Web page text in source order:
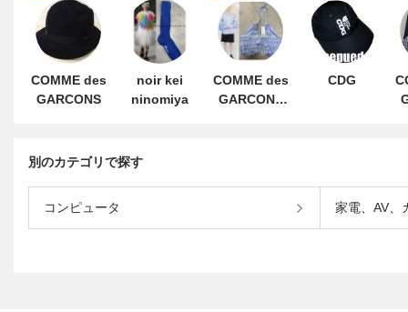
COMME des
GARCONS
noir kei
ninomiya
COMME des
GARCONS
CDG
別のカテゴリで探す
コンピュータ 家電、AV、